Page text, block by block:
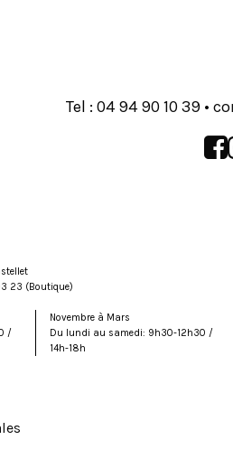
Tel : •
93 01 09 49 40
40 (Boutique)
/
Novembre à Mars
Du lundi au samedi: 9h30-12h30 /
14h-18h